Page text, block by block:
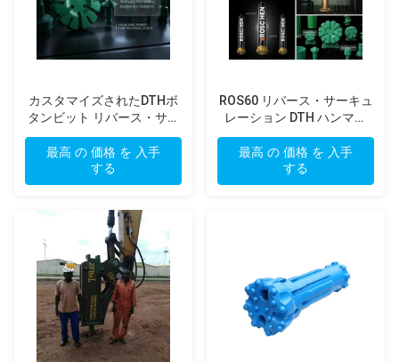
カスタマイズされたDTHボ
タンビット リバース・サー
キュレーション 掘削 トルン
プトンカービッド挿入器 エ
ピロック RCハマーと互換性
最高 の 価格 を 入手
する
ROS60 リバース・サーキュ
レーション DTH ハンマー
高圧深穴掘削 兼容 エピロッ
ク RC 鉱山探査システム
最高 の 価格 を 入手
する